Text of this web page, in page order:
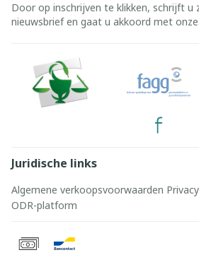
Door op inschrijven te klikken, schrijft u
nieuwsbrief en gaat u akkoord met onze
Juridische links
Algemene verkoopsvoorwaarden
ODR-platform